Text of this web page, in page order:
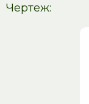
Чертеж: